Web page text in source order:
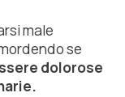
male
se
dolorose